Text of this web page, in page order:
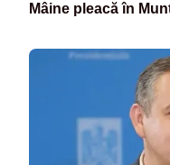
Mâine pleacă în